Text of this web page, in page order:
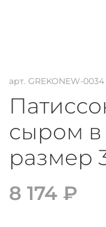
арт. GREKONEW-0034
сыром в
размер
8 174 ₽